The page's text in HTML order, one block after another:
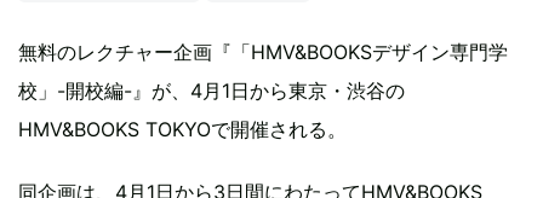
無料のレクチャー企画『「HMV&BOOKSデザイン専門学
校」-開校編-』が、4月1日から東京・渋谷の
HMV&BOOKS TOKYOで開催される。
同企画は、4月1日から3日間にわたってHMV&BOOKS